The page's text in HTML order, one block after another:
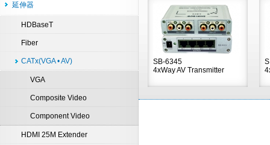
延伸器
HDBaseT
Fiber
CATx(VGA • AV)
VGA
Composite Video
Component Video
HDMI 25M Extender
SB-6345
4xWay AV Transmitter